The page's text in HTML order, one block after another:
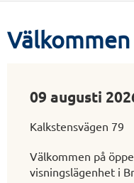
09 augusti
Kalkstensvägen 79
Välkommen på
visningslägenhet i